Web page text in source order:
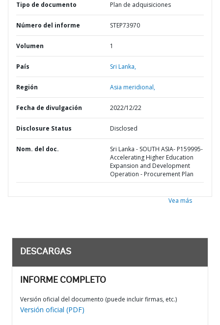
Tipo de documento Plan de adquisiciones
Número del informe STEP73970
Volumen 1
País Sri Lanka,
Región Asia meridional,
Fecha de divulgación 2022/12/22
Disclosure Status Disclosed
Nom. del doc.
Sri Lanka - SOUTH ASIA- P159995-
Accelerating Higher Education
Expansion and Development
Operation - Procurement Plan
Vea más
DESCARGAS
INFORME COMPLETO
Versión oficial del documento (puede incluir firmas, etc.)
Versión oficial (PDF)